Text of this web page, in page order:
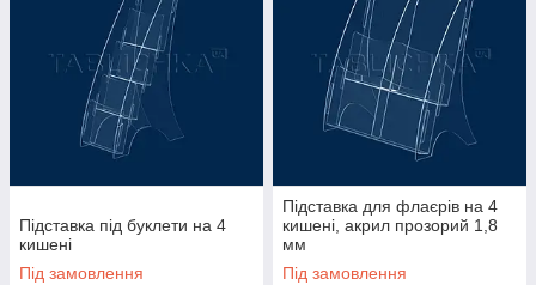
Підставка під буклети на 4
кишені
Під замовлення
Підставка для флаєрів на 4
кишені, акрил прозорий 1,8
мм
Під замовлення